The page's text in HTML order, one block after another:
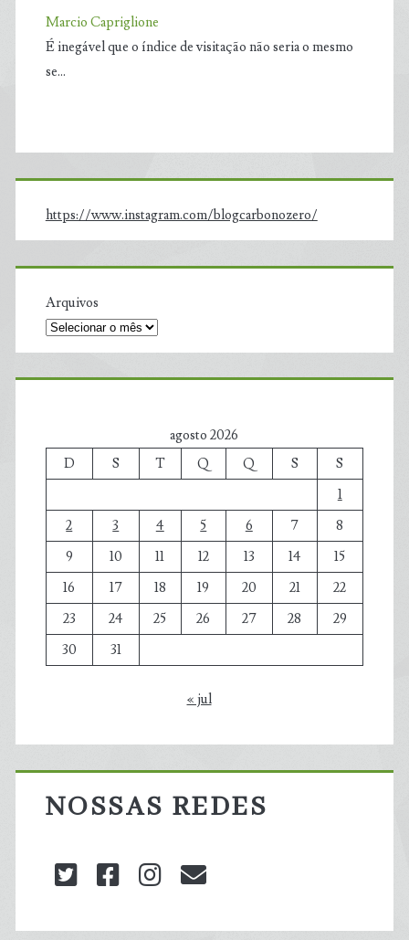
Marcio Capriglione
É inegável que o índice de visitação não seria o mesmo
se…
https://www.instagram.com/blogcarbonozero/
Arquivos
agosto 2026
D
S T Q Q S
S
1
2
3 4 5 6 7
8
9
10 11 12 13 14
15
16
17 18 19 20 21
22
23
24 25 26 27 28
29
30
31
« jul
NOSSAS REDES
twitterfacebookinstagram